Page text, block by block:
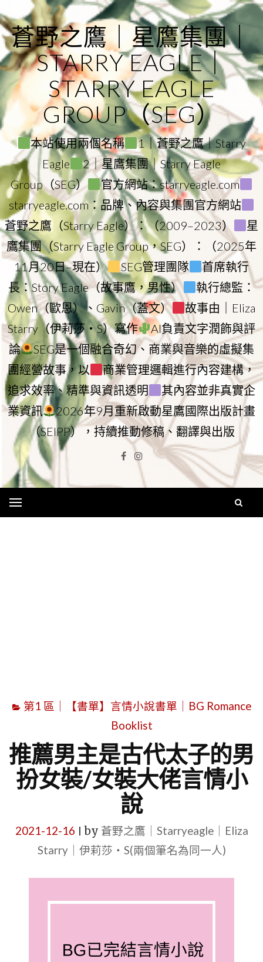
to
content
蒼野之鷹｜星鷹集團｜
STARRY EAGLE｜
STARRY EAGLE
GROUP（SEG）
本站使用兩個名稱
1｜蒼野之鷹｜Starry
Eagle
2｜星鷹集團｜Starry Eagle
Group（SEG）
官方網站：starryeagle.com
starryeagle.com：品牌、內容與集團官方網站
蒼野之鷹（Starry Eagle）：（2009–2023）
星
鷹集團（Starry Eagle Group，SEG）：（2025年
11月20日–現在）
SEG管理團隊
首席執行
長：Story Eagle（故事鷹，男性）
執行總監：
Owen（歐恩）、Gavin（蓋文）
故事由｜Eliza
Starry（伊莉莎・S）寫作
AI負責文字潤飾與評
論
SEG是一個融合奇幻、商業與音樂的虛擬集
團經營故事，以
商業管理邏輯進行內容建構，
追求效率、精準與資訊透明
其內容並非真實企
業資訊
2026年9月重新啟動星鷹國際出版計畫
（SEIPP），持續推動修稿、翻譯與出版
Facebook
Instagram
第1 區｜【書單】言情小說書單｜BG Romance
Booklist
推薦男主是古代太子的男
扮女裝/女裝大佬言情小
說
2021-12-16 by 蒼野之鷹｜Starryeagle｜Eliza
Starry｜伊莉莎・S(兩個筆名為同一人)